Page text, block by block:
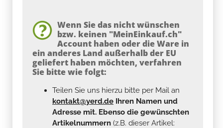
Wenn Sie das nicht wünschen
bzw. keinen "MeinEinkauf.ch"
Account haben oder die Ware in
ein anderes Land außerhalb der EU
geliefert haben möchten, verfahren
Sie bitte wie folgt:
Teilen Sie uns hierzu bitte per Mail an
kontakt@yerd.de Ihren Namen und
Adresse mit. Ebenso die gewünschten
Artikelnummern (z.B. dieser Artikel: